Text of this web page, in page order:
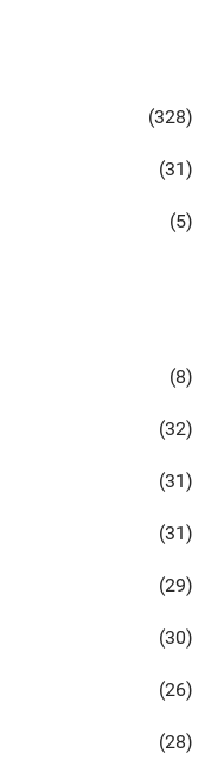
(328)
(31)
(5)
(8)
(32)
(31)
(31)
(29)
(30)
(26)
(28)